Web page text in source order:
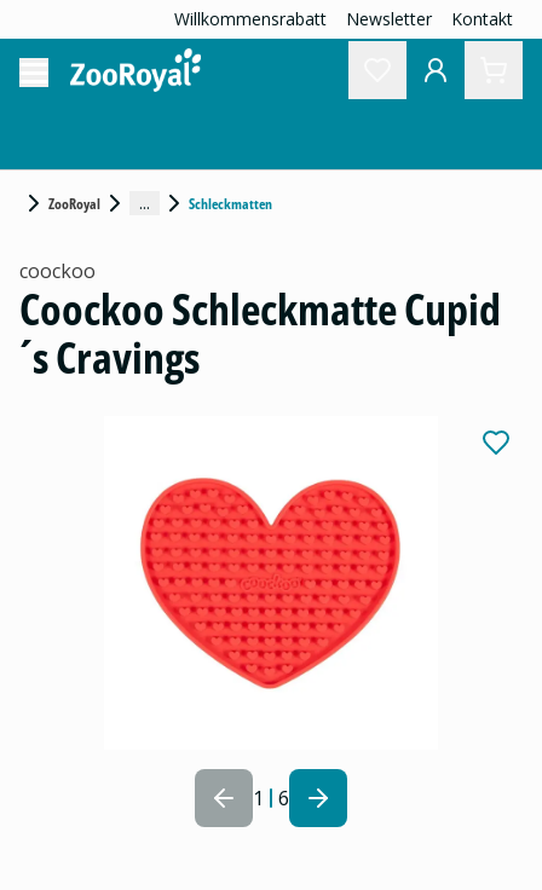
Willkommensrabatt Newsletter Kontakt
ZooRoyal ... Schleckmatten
1 6
coockoo
Coockoo Schleckmatte Cupid
´s Cravings